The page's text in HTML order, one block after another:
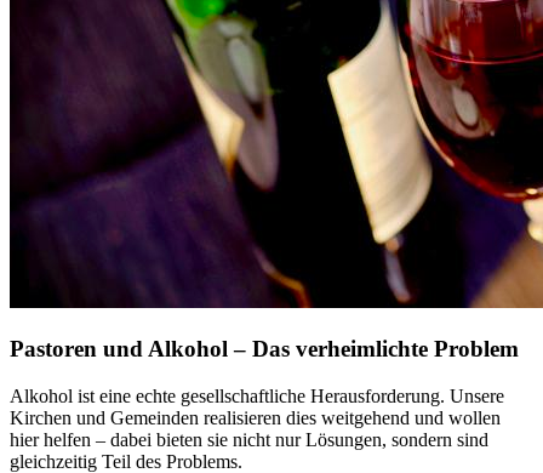
Pastoren und Alkohol – Das verheimlichte Problem
Alkohol ist eine echte gesellschaftliche Herausforderung. Unsere
Kirchen und Gemeinden realisieren dies weitgehend und wollen
hier helfen – dabei bieten sie nicht nur Lösungen, sondern sind
gleichzeitig Teil des Problems.